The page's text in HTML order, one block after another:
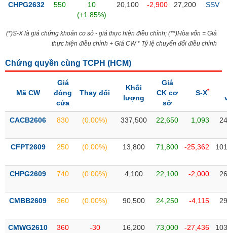
CHPG2632 550
10
(+1.85%)
20,100 -2,900 27,200 SSV
(*)S-X là giá chứng khoán cơ sở - giá thực hiện điều chỉnh; (**)Hòa vốn = Giá
thực hiện điều chỉnh + Giá CW * Tỷ lệ chuyển đổi điều chỉnh
Chứng quyền cùng TCPH (HCM)
Mã CW
Giá
đóng
cửa
Thay đổi
Khối
lượng
Giá
CK cơ
sở
S-X*
CACB2606 830 (0.00%) 337,500 22,650 1,093
CFPT2609 250 (0.00%) 13,800 71,800 -25,362
CHPG2609 740 (0.00%) 4,100 22,100 -2,000
CMBB2609 360 (0.00%) 90,500 24,250 -4,115
CMWG2610 360
-30
16,200 73,000 -27,436
TÀI
CÔNG
THÔNG
VỤ
TRUYỀN